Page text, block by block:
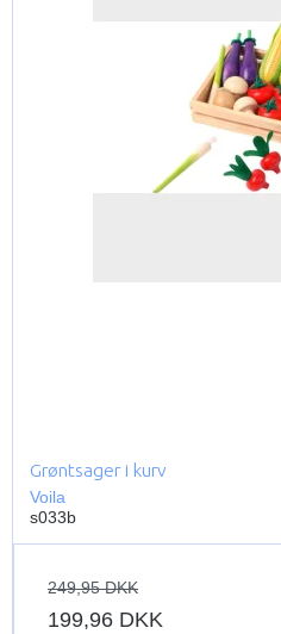
Grøntsager i kurv
Voila
s033b
249,95 DKK
199,96 DKK